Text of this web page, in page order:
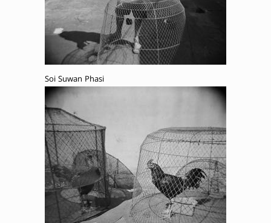
Soi Suwan Phasi